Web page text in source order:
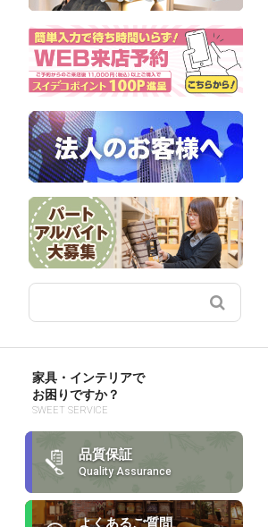
家具・インテリアで
お困りですか？
SWEET SERVICE
品質保証
Quality Assurance
よくあるご質問